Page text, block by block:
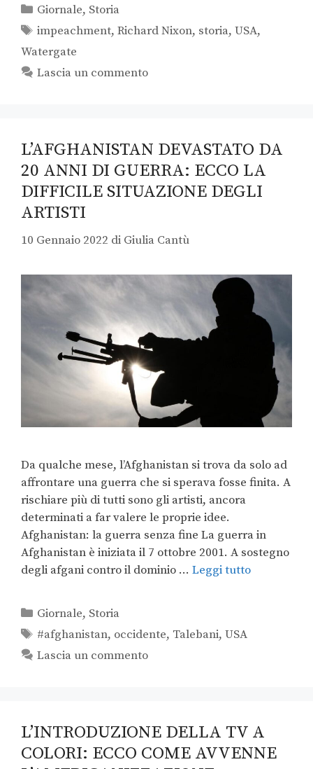
Giornale, Storia
impeachment,Richard Nixon, storia,USA,
Watergate
Lascia un commento
L’AFGHANISTAN DEVASTATO DA
20 ANNI DI GUERRA: ECCO LA
DIFFICILE SITUAZIONE DEGLI
ARTISTI
10 Gennaio 2022 di Giulia Cantù
Da qualche mese, l’Afghanistan si trova da solo ad
affrontare una guerra che si sperava fosse finita. A
rischiare più di tutti sono gli artisti, ancora
determinati a far valere le proprie idee.
Afghanistan: la guerra senza fine La guerra in
Afghanistan è iniziata il 7 ottobre 2001. A sostegno
degli afgani contro il dominio … Leggi tutto
Giornale, Storia
#afghanistan, occidente, Talebani,USA
Lascia un commento
L’INTRODUZIONE DELLA TV A
COLORI: ECCO COME AVVENNE